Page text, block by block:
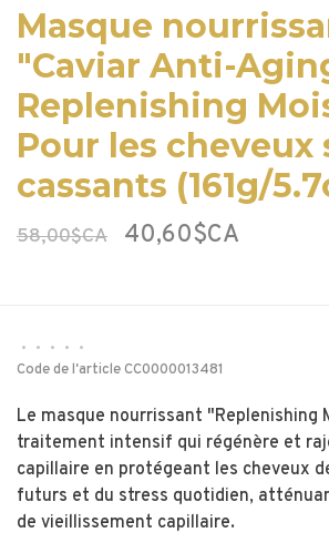
Masque
"Caviar Anti-
Replenishing
Pour les cheveux
cassants (161g/
58,00$CA 40,60$CA
• • • •
•
Code de l'articleCC0000013481
Le masque nourrissant "Replenishing
traitement intensif qui régénère et
capillaire en protégeant les cheveux
futurs et du stress quotidien,
de vieillissement capillaire.